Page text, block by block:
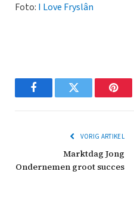
Foto: I Love Fryslân
FacebookTwitter
VORIG ARTIKEL
Marktdag Jong
Ondernemen groot succes